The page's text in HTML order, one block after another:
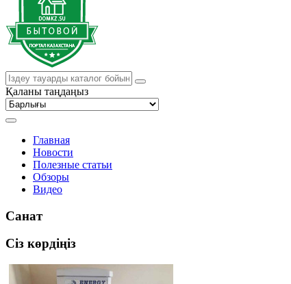
Қаланы таңдаңыз
Главная
Новости
Полезные статьи
Обзоры
Видео
Санат
Сіз көрдіңіз